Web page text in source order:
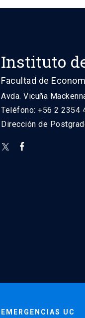
Instituto
Facultad de
Avda. Vicuña
Teléfono: +56 2 2354
Dirección de
EMERGENCIAS UC